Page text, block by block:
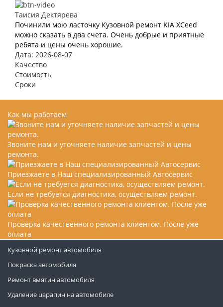
Таисия Дектярева
Починили мою ласточку Кузовной ремонт KIA XCeed
можно сказать в два счета. Очень добрые и приятные
ребята и цены очень хорошие.
Дата: 2026-08-07
Качество
Стоимость
Сроки
Как мы работаем
Звоните нам и уточняете наличие запчастей и цены
ремонта.
Приезжаете в Наш специализированный Автосервис
Если не требуется диагностика, осуществляем ремонт.
Проверка качественного ремонта клиентом. После уже
оплата
Кузовной ремонт автомобиля
Покраска автомобиля
Ремонт вмятин автомобиля
Удаление царапин на автомобиле